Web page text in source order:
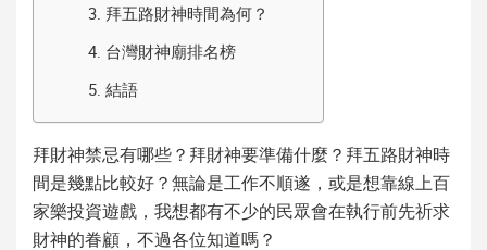
3. 拜五路財神時間為何？
4. 台灣財神廟排名榜
5. 結語
拜財神禁忌有哪些？ 拜財神要準備什麼 ？ 拜五路財神時
間是幾點比較好？無論是工作不順遂，或是想靠線上百
家樂投資遊戲，我想都有不少的民眾會在執行前先祈求
財神的眷顧，不過各位知道嗎？